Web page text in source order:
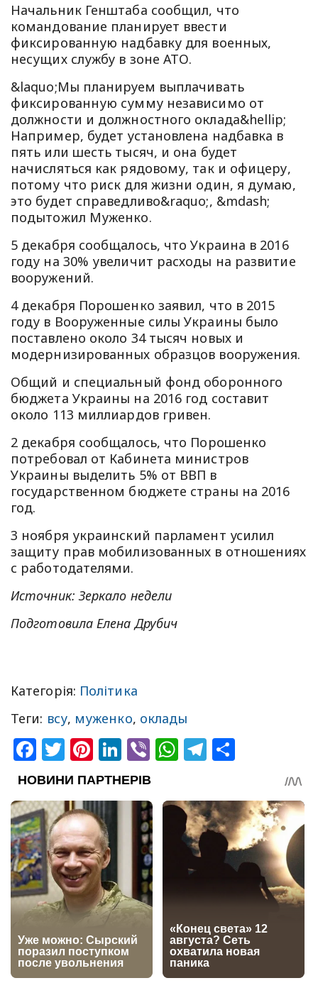
Начальник Генштаба сообщил, что
командование планирует ввести
фиксированную надбавку для военных,
несущих службу в зоне АТО.
&laquo;Мы планируем выплачивать
фиксированную сумму независимо от
должности и должностного оклада&hellip;
Например, будет установлена надбавка в
пять или шесть тысяч, и она будет
начисляться как рядовому, так и офицеру,
потому что риск для жизни один, я думаю,
это будет справедливо&raquo;, &mdash;
подытожил Муженко.
5 декабря сообщалось, что Украина в 2016
году на 30% увеличит расходы на развитие
вооружений.
4 декабря Порошенко заявил, что в 2015
году в Вооруженные силы Украины было
поставлено около 34 тысяч новых и
модернизированных образцов вооружения.
Общий и специальный фонд оборонного
бюджета Украины на 2016 год составит
около 113 миллиардов гривен.
2 декабря сообщалось, что Порошенко
потребовал от Кабинета министров
Украины выделить 5% от ВВП в
государственном бюджете страны на 2016
год.
3 ноября украинский парламент усилил
защиту прав мобилизованных в отношениях
с работодателями.
Источник: Зеркало недели
Подготовила Елена Друбич
Категорія: Політика
Теги: всу, муженко, оклады
Facebook
Twitter
Pinterest
LinkedIn
ViberWhatsApp
Telegram